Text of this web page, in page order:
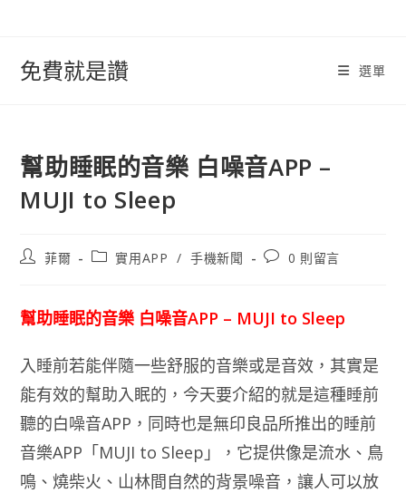
免費就是讚 選單
幫助睡眠的音樂 白噪音APP –
MUJI to Sleep
文
者:
菲爾
文
別:
實用APP / 手機新聞
文
0 則留言
幫助睡眠的音樂 白噪音APP – MUJI to Sleep
入睡前若能伴隨一些舒服的音樂或是音效，其實是
能有效的幫助入眠的，今天要介紹的就是這種睡前
聽的白噪音APP，同時也是無印良品所推出的睡前
音樂APP「MUJI to Sleep」，它提供像是流水、鳥
鳴、燒柴火、山林間自然的背景噪音，讓人可以放